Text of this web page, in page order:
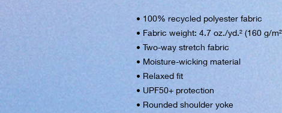
• 100% recycled polyester fabric
• Fabric weight: 4.7 oz./yd.² (160 g/
• Two-way stretch fabric
• Moisture-wicking material
• Relaxed fit
• UPF50+ protection
• Rounded shoulder yoke